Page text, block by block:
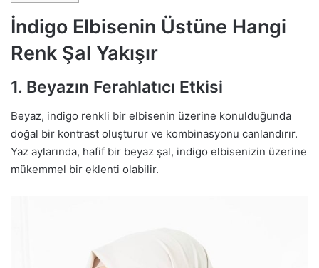
İndigo Elbisenin Üstüne Hangi
Renk Şal Yakışır
1. Beyazın Ferahlatıcı Etkisi
Beyaz, indigo renkli bir elbisenin üzerine konulduğunda
doğal bir kontrast oluşturur ve kombinasyonu canlandırır.
Yaz aylarında, hafif bir beyaz şal, indigo elbisenizin üzerine
mükemmel bir eklenti olabilir.